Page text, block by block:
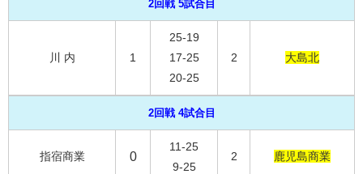
2回戦 5試合目
川 内 1
25-19
17-25
20-25
2 大島北
2回戦 4試合目
指宿商業 0
11-25
9-25
2 鹿児島商業